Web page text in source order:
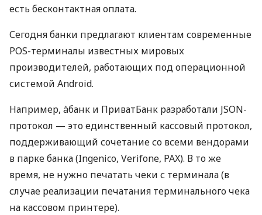
есть бесконтактная оплата.
Сегодня банки предлагают клиентам современные
POS-терминалы известных мировых
производителей, работающих под операционной
системой Android.
Например, àбанк и ПриватБанк разработали JSON-
протокол — это единственный кассовый протокол,
поддерживающий сочетание со всеми вендорами
в парке банка (Ingenico, Verifone, PAX). В то же
время, не нужно печатать чеки с терминала (в
случае реализации печатания терминального чека
на кассовом принтере).